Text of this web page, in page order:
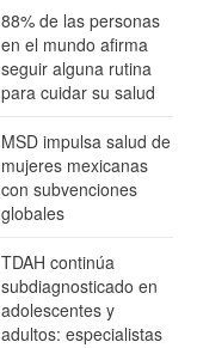
88% de las personas
en el mundo afirma
seguir alguna rutina
para cuidar su salud
MSD impulsa salud de
mujeres mexicanas
con subvenciones
globales
TDAH continúa
subdiagnosticado en
adolescentes y
adultos: especialistas